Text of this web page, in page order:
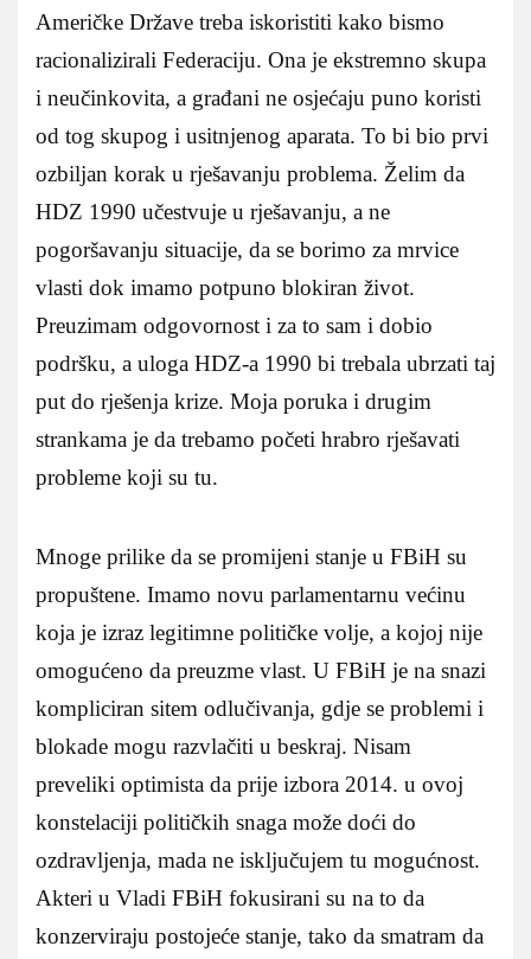
Američke Države treba iskoristiti kako bismo
racionalizirali Federaciju. Ona je ekstremno skupa
i neučinkovita, a građani ne osjećaju puno koristi
od tog skupog i usitnjenog aparata. To bi bio prvi
ozbiljan korak u rješavanju problema. Želim da
HDZ 1990 učestvuje u rješavanju, a ne
pogoršavanju situacije, da se borimo za mrvice
vlasti dok imamo potpuno blokiran život.
Preuzimam odgovornost i za to sam i dobio
podršku, a uloga HDZ-a 1990 bi trebala ubrzati taj
put do rješenja krize. Moja poruka i drugim
strankama je da trebamo početi hrabro rješavati
probleme koji su tu.
Mnoge prilike da se promijeni stanje u FBiH su
propuštene. Imamo novu parlamentarnu većinu
koja je izraz legitimne političke volje, a kojoj nije
omogućeno da preuzme vlast. U FBiH je na snazi
kompliciran sitem odlučivanja, gdje se problemi i
blokade mogu razvlačiti u beskraj. Nisam
preveliki optimista da prije izbora 2014. u ovoj
konstelaciji političkih snaga može doći do
ozdravljenja, mada ne isključujem tu mogućnost.
Akteri u Vladi FBiH fokusirani su na to da
konzerviraju postojeće stanje, tako da smatram da